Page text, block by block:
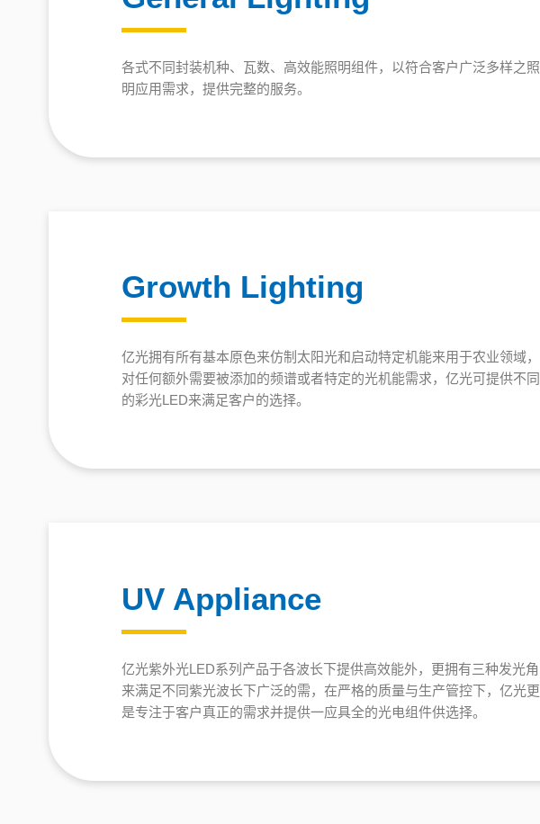
各式不同封装机种、瓦数、高效能照明组件，以符合客户广泛多样之照
明应用需求，提供完整的服务。
Growth Lighting
亿光拥有所有基本原色来仿制太阳光和启动特定机能来用于农业领域，
对任何额外需要被添加的频谱或者特定的光机能需求，亿光可提供不同
的彩光LED来满足客户的选择。
UV Appliance
亿光紫外光LED系列产品于各波长下提供高效能外，更拥有三种发光角
来满足不同紫光波长下广泛的需，在严格的质量与生产管控下，亿光更
是专注于客户真正的需求并提供一应具全的光电组件供选择。